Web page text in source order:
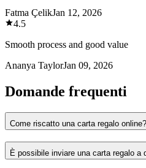
Fatma ÇelikJan 12, 2026
4.5
Smooth process and good value
Ananya TaylorJan 09, 2026
Domande frequenti
Come riscatto una carta regalo online?
È possibile inviare una carta regalo a